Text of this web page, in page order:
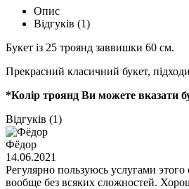
Опис
Відгуків (1)
Букет із 25 троянд заввишки 60 см.
Прекрасний класичний букет,
*Колір троянд Ви можете вказати
Відгуків (1)
Фёдор
14.06.2021
Регулярно пользуюсь услугами
вообще без всяких сложностей.